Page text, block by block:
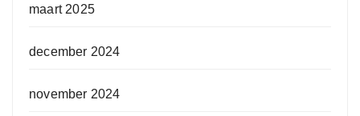
maart 2025
december 2024
november 2024